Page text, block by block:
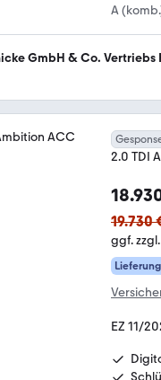
A
GmbH & Co. Vertriebs
2.0 TDI
19.730
ggf.
EZ 11/